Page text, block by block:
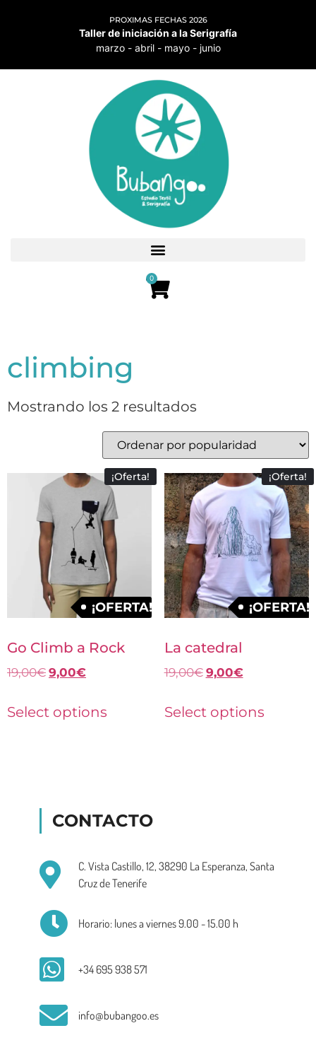
PROXIMAS FECHAS 2026
Taller de iniciación a la Serigrafía
marzo - abril - mayo - junio
0
climbing
Mostrando los 2 resultados
¡Oferta!
¡OFERTA!
Go Climb a Rock
19,00€9,00€
Select options
¡Oferta!
¡OFERTA!
La catedral
19,00€ 9,00€
Select options
CONTACTO
C. Vista Castillo, 12, 38290 La Esperanza, Santa
Cruz de Tenerife
Horario: lunes a viernes 9.00 - 15.00 h
+34 695 938 571
info@bubangoo.es